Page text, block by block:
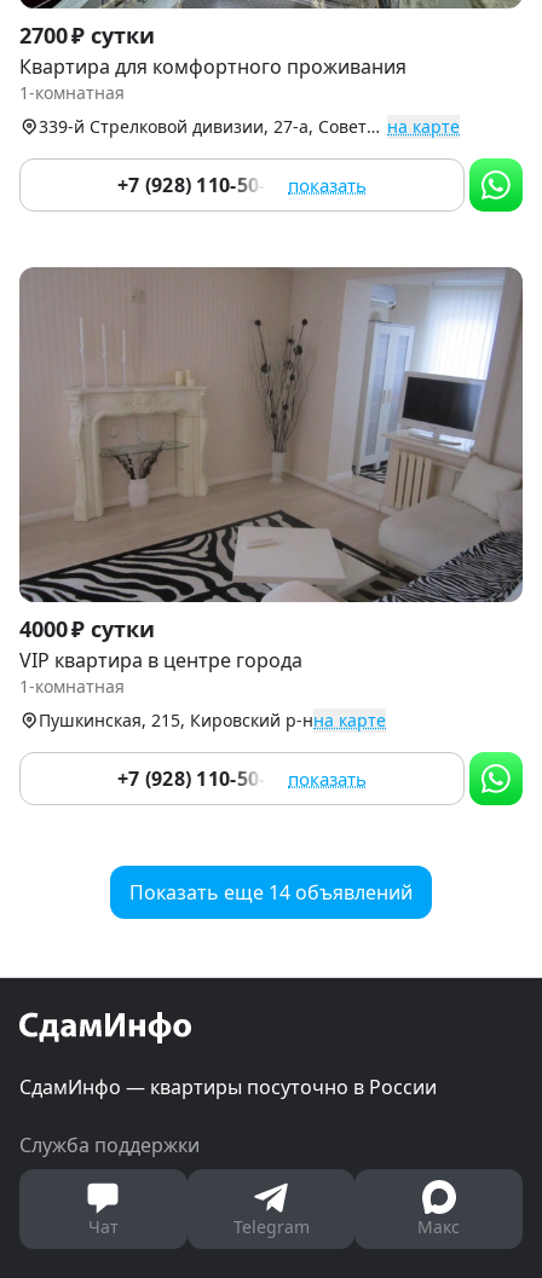
Item
1
of
2700 ₽ сутки
Квартира для комфортного проживания
1-комнатная
339-й Стрелковой дивизии, 27-а, Советский р-н на карте
+7 (928) 110-50-82 показать
Item
1
of
4000 ₽ сутки
VIP квартира в центре города
1-комнатная
Пушкинская, 215, Кировский р-нна карте
+7 (928) 110-50-82 показать
Показать еще 14 объявлений
СдамИнфо — квартиры посуточно в России
Служба поддержки
Чат Telegram Макс